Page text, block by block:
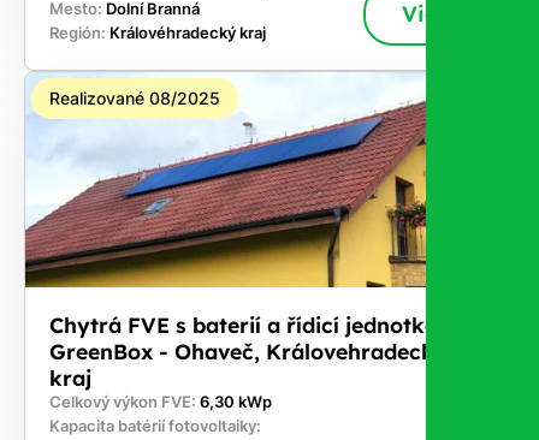
Mesto: Dolní Branná
Región: Královéhradecký kraj
Viac
Realizované 08/2025
Chytrá FVE s baterií a řídicí jednotkou
GreenBox - Ohaveč, Královehradecký
kraj
Celkový výkon FVE: 6,30 kWp
Kapacita batérií fotovoltaiky: